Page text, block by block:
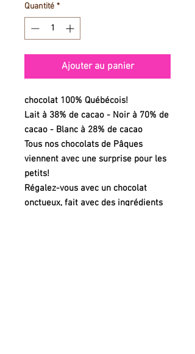
Quantité *
Ajouter au panier
chocolat 100% Québécois!
Lait à 38% de cacao - Noir à 70% de
cacao - Blanc à 28% de cacao
Tous nos chocolats de Pâques
viennent avec une surprise pour les
petits!
Régalez-vous avec un chocolat
onctueux, fait avec des ingrédients